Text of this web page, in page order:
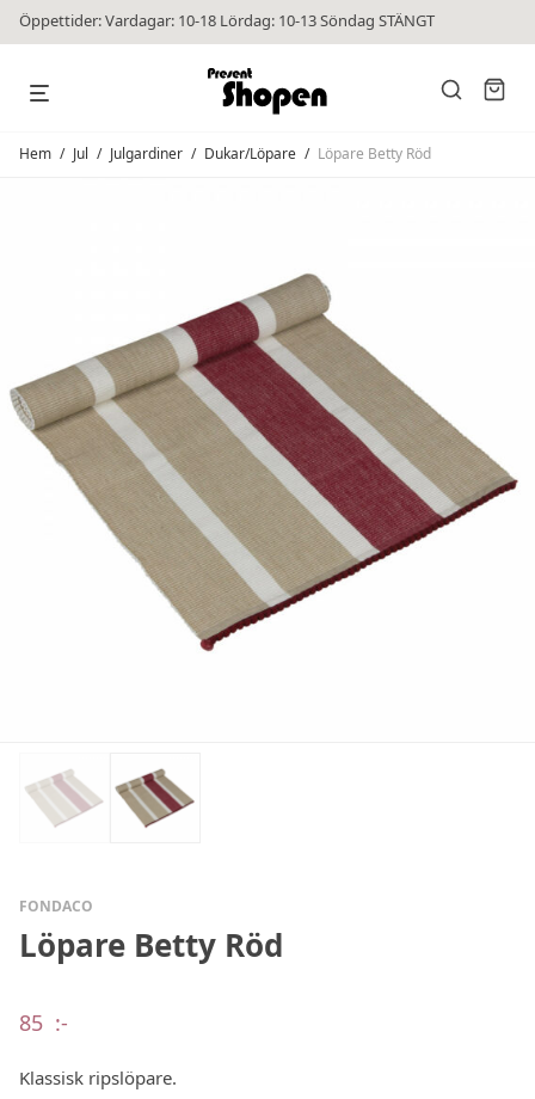
Öppettider: Vardagar: 10-18 Lördag: 10-13 Söndag STÄNGT
Hem / Jul / Julgardiner / Dukar/Löpare / Löpare Betty Röd
FONDACO
Löpare Betty Röd
85 :-
Klassisk ripslöpare.